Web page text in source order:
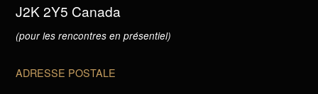
J2K 2Y5 Canada
(pour les rencontres en présentiel)
ADRESSE POSTALE